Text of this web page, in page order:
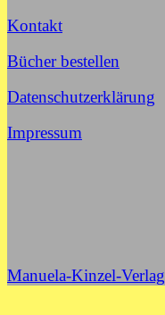
Kontakt
Bücher bestellen
Datenschutzerklärung
Impressum
Manuela-Kinzel-Verlag